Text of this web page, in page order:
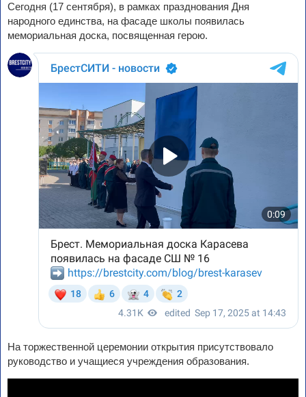
Сегодня (17 сентября), в рамках празднования Дня
народного единства, на фасаде школы появилась
мемориальная доска, посвященная герою.
На торжественной церемонии открытия присутствовало
руководство и учащиеся учреждения образования.